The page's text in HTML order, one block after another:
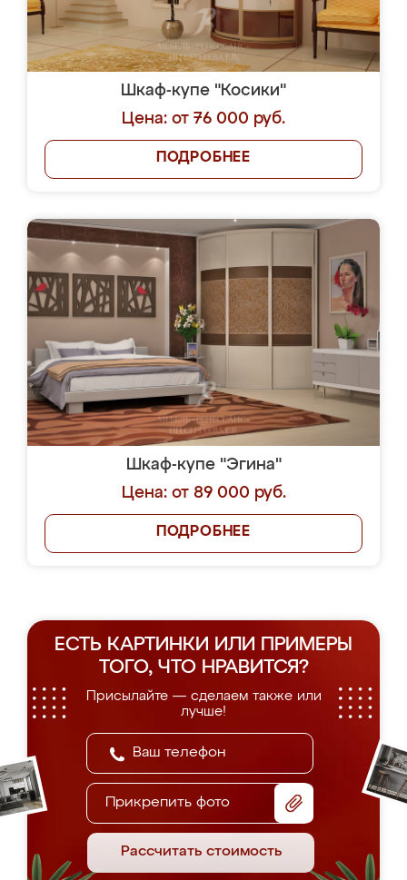
Шкаф-купе "Косики"
Цена: от 76 000 руб.
ПОДРОБНЕЕ
Шкаф-купе "Эгина"
Цена: от 89 000 руб.
ПОДРОБНЕЕ
ЕСТЬ КАРТИНКИ ИЛИ ПРИМЕРЫ
ТОГО, ЧТО НРАВИТСЯ?
Присылайте — сделаем также или
лучше!
Прикрепить фото
Рассчитать стоимость